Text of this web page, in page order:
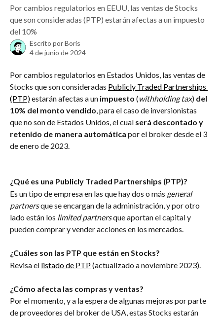
Por cambios regulatorios en EEUU, las ventas de Stocks
que son consideradas (PTP) estarán afectas a un impuesto
del 10%
Escrito porBoris
4 de junio de 2024
Por cambios regulatorios en Estados Unidos, las ventas de
Stocks que son consideradas Publicly Traded Partnerships
(PTP) estarán afectas a un impuesto (withholding tax) del
10% del monto vendido, para el caso de inversionistas
que no son de Estados Unidos, el cual será descontado y
retenido de manera automática por el broker desde el 3
de enero de 2023.
¿Qué es una Publicly Traded Partnerships (PTP)?
Es un tipo de empresa en las que hay dos o más general
partners que se encargan de la administración, y por otro
lado están los limited partners que aportan el capital y
pueden comprar y vender acciones en los mercados.
¿Cuáles son las PTP que están en Stocks?
Revisa el listado de PTP (actualizado a noviembre 2023).
¿Cómo afecta las compras y ventas?
Por el momento, y a la espera de algunas mejoras por parte
de proveedores del broker de USA, estas Stocks estarán